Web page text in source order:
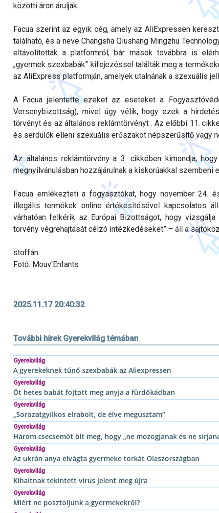
közötti áron árulják .
Facua szerint az egyik cég, amely az AliExpressen
található, és a neve Changsha Qiushang Mingzhu
eltávolítottak a platformról, bár mások továbbra is
„gyermek szexbabák” kifejezéssel találták meg a
az AliExpress platformján, amelyek utalnának a szexuális
A Facua jelentette ezeket az eseteket a
Versenybizottság), mivel úgy vélik, hogy ezek a
törvényt és az általános reklámtörvényt . Az előbbi 11.
és serdülők elleni szexuális erőszakot népszerűsítő vagy
Az általános reklámtörvény a 3. cikkében kimondja,
megnyilvánulásban hozzájárulnak a kiskorúakkal
Facua emlékezteti a fogyasztókat, hogy november 24.
illegális termékek online értékesítésével kapcsolatos
várhatóan felkérik az Európai Bizottságot, hogy
törvény végrehajtását célzó intézkedéseket” – áll a
stoffán
Fotó: Mouv'Enfants
2025.11.17 20:40:32
További hírek Gyerekvilág témában
Gyerekvilág
A gyerekeknek tűnő szexbabák az Aliexpressen
Gyerekvilág
Öt hetes babát fojtott meg anyja a fürdőkádban
Gyerekvilág
„Sorozatgyilkos elrabolt, de élve megúsztam”
Gyerekvilág
Három csecsemőt ölt meg, hogy „ne mozogjanak és ne
Gyerekvilág
Az ukrán anya elvágta gyermeke torkát Olaszországban
Gyerekvilág
Kihaltnak tekintett vírus jelent meg újra
Gyerekvilág
Miért ne posztoljunk a gyermekekről?